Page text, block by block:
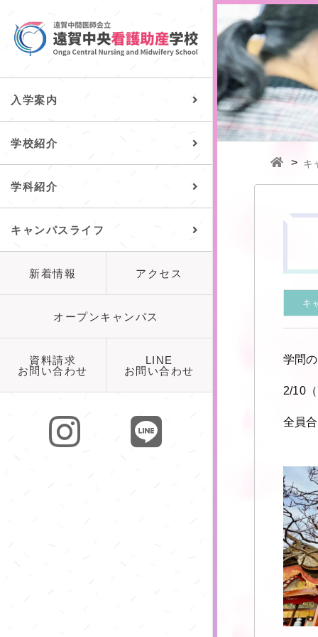
入学案内
学校紹介
学科紹介
キャンパスライフ
新着情報 アクセス
オープンキャンパス
資料請求
お問い合わせ
LINE
お問い合わせ
> キ
キ
学問
2/10
全員